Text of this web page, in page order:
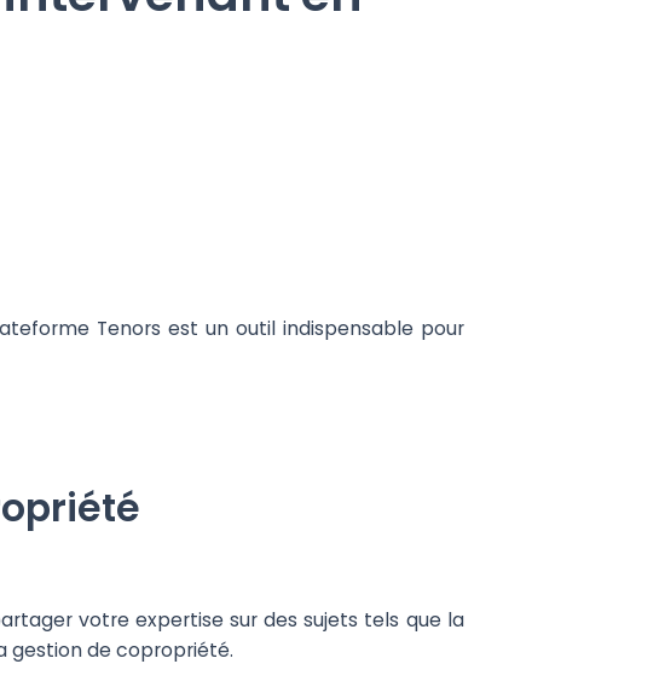
Tenors est un outil indispensable pour
votre expertise sur des sujets tels que la
gestion de copropriété.